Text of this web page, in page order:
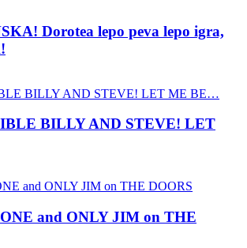
Dorotea lepo peva lepo igra,
BILLY AND STEVE! LET
and ONLY JIM on THE